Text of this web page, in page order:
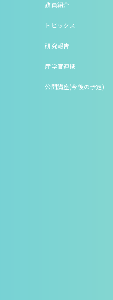
教員紹介
トピックス
研究報告
産学官連携
公開講座(今後の予定)